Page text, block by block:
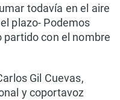
todavía en el aire
plazo- Podemos
partido con el nombre
Gil Cuevas,
y coportavoz